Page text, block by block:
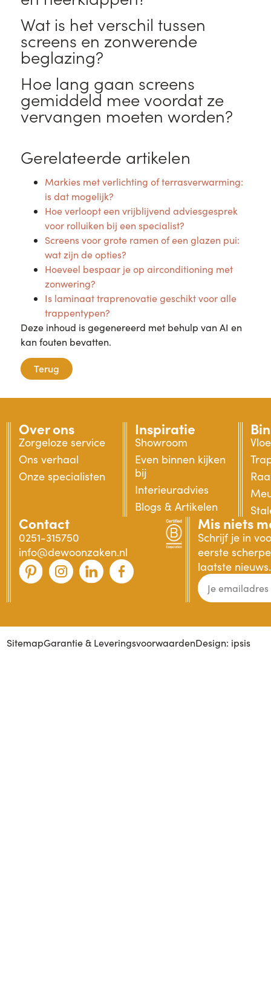
Wat is het verschil tussen
screens en zonwerende
beglazing?
Hoe lang gaan screens
gemiddeld mee voordat ze
vervangen moeten worden?
Gerelateerde artikelen
Markies met verlichting of terrasverwarming:
is dat mogelijk?
Hoe verloopt een vrijblijvend adviesgesprek
voor rolluiken bij een specialist?
Screens voor grote ramen of een glazen pui:
wat zijn de opties?
Hoeveel bespaar je op airconditioning met
zonwering?
Is laminaat traprenovatie geschikt voor alle
trappentypen?
Deze inhoud is gegenereerd met behulp van AI en
kan fouten bevatten.
Terug
Over ons
Zorgeloze service
Ons verhaal
Onze specialisten
Inspiratie
Showroom
Even binnen kijken
bij
Interieuradvies
Blogs & Artikelen
Contact
0251-315750
info@dewoonzaken.nl
Mis niets
Schrijf je in
eerste
laatste nieuws.
SitemapGarantie & LeveringsvoorwaardenDesign: ipsis